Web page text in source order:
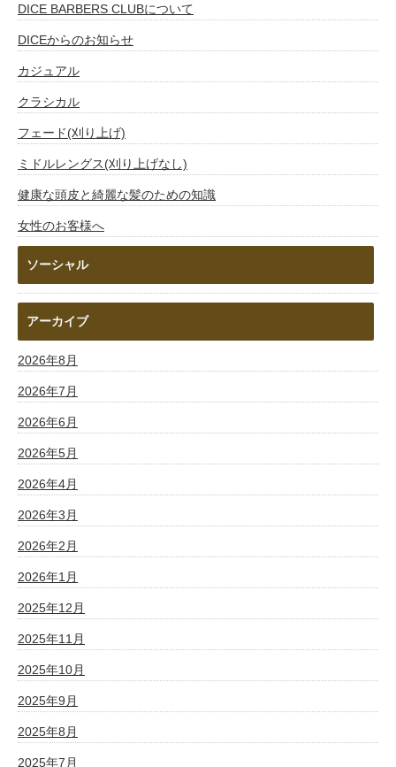
DICE BARBERS CLUBについて
DICEからのお知らせ
カジュアル
クラシカル
フェード(刈り上げ)
ミドルレングス(刈り上げなし)
健康な頭皮と綺麗な髪のための知識
女性のお客様へ
ソーシャル
アーカイブ
2026年8月
2026年7月
2026年6月
2026年5月
2026年4月
2026年3月
2026年2月
2026年1月
2025年12月
2025年11月
2025年10月
2025年9月
2025年8月
2025年7月